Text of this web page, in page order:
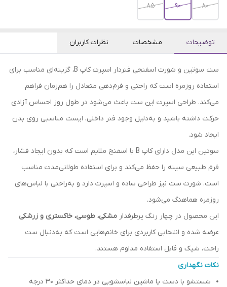
۸۰ ۹۰ ۸۵
توضیحات مشخصات نظرات کاربران
ست سوتین و شورت اسفنجی فنردار اسپرت کاپ B، گزینه‌ای مناسب برای
استفاده روزمره است که راحتی و فرم‌دهی متعادل را هم‌زمان فراهم
می‌کند. طراحی اسپرت این ست باعث می‌شود در طول روز احساس آزادی
حرکت داشته باشید و به‌دلیل وجود فنر داخلی، ایست مناسبی روی بدن
ایجاد شود.
سوتین این مدل دارای کاپ B با اسفنج ملایم است که بدون ایجاد فشار،
فرم طبیعی سینه را حفظ می‌کند و برای استفاده طولانی‌مدت مناسب
است. شورت ست نیز طراحی ساده و اسپرت دارد و به‌راحتی با لباس‌های
روزمره هماهنگ می‌شود.
این محصول در چهار رنگ پرطرفدار مشکی، طوسی، خاکستری و زرشکی
عرضه شده و انتخابی کاربردی برای خانم‌هایی است که به‌دنبال ست
راحت، شیک و قابل استفاده مداوم هستند.
نکات نگهداری
شستشو با دست یا ماشین لباسشویی در دمای حداکثر ۳۰ درجه